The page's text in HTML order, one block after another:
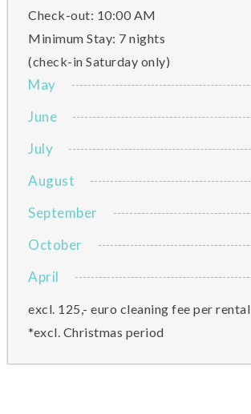
Check-out: 10:00 AM
Minimum Stay: 7 nights
(check-in Saturday only)
May
June
July
August
September
October
April
excl. 125,- euro cleaning fee per rental
*excl. Christmas period